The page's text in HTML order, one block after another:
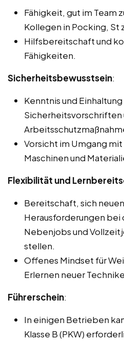
Fähigkeit, gut im Team
Kollegen in Pocking, St
Hilfsbereitschaft und
Fähigkeiten.
Sicherheitsbewusstsein:
Kenntnis und
Sicherheitsvorschriften
Vorsicht im Umgang
Maschinen und
Flexibilität und
Bereitschaft, sich
Herausforderungen bei
Nebenjobs und
stellen.
Offenes Mindset für
Erlernen neuer
Führerschein:
In einigen Betrieben
Klasse B (PKW)